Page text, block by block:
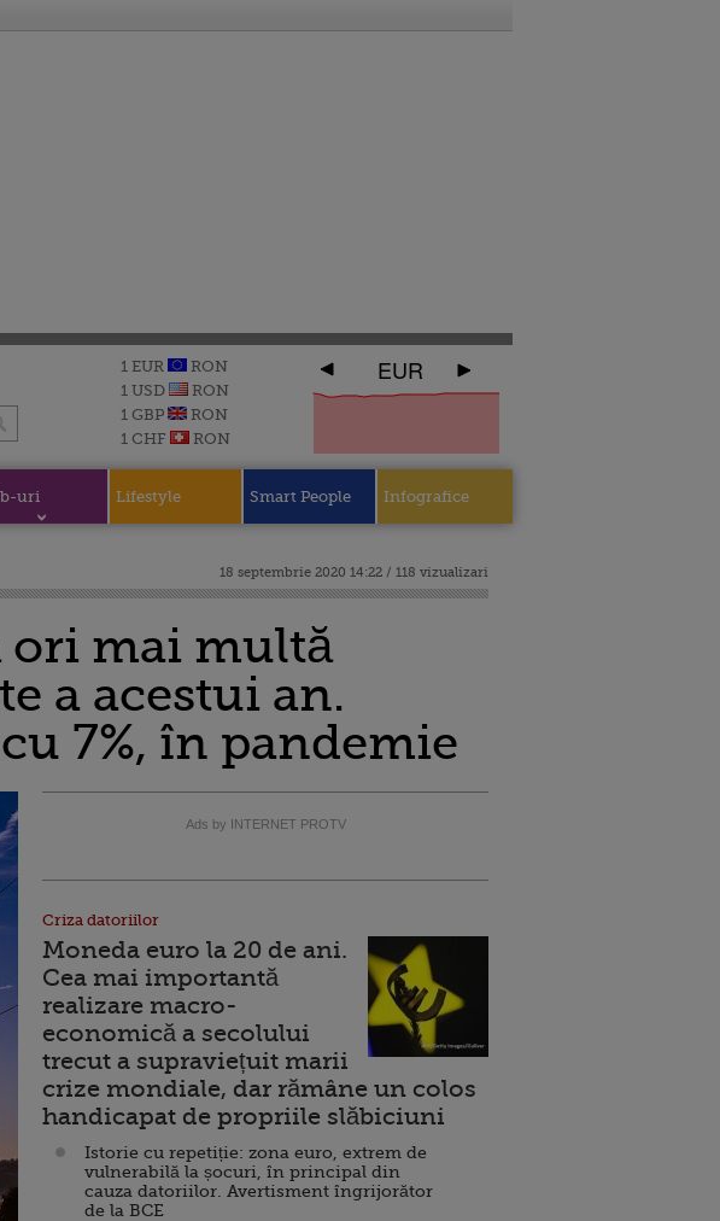
1 EUR
RON
1 USD
RON
1 GBP
RON
1 CHF
RON
EUR
uri Lifestyle Smart People Infografice
18 septembrie 2020 14:22 / 118 vizualizari
ori mai multă
a acestui an.
7%, în pandemie
Ads by INTERNET PROTV
Criza datoriilor
Moneda euro la 20 de ani.
Cea mai importantă
realizare macro-
economică a secolului
trecut a supraviețuit marii
crize mondiale, dar rămâne un colos
handicapat de propriile slăbiciuni
Istorie cu repetiție: zona euro, extrem de
vulnerabilă la șocuri, în principal din
cauza datoriilor. Avertisment îngrijorător
de la BCE